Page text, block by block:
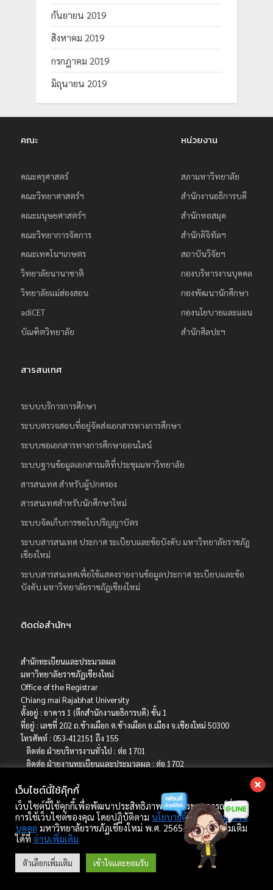
กันยายน 2019
สิงหาคม 2019
กรกฎาคม 2019
มิถุนายน 2019
คณะ
คณะครุศาสตร์
คณะวิทยาศาสตร์ฯ
คณะมนุษยศาสตร์ฯ
คณะวิทยาการจัดการ
คณะเทคโนฯเกษตร
วิทยาลัยนานาชาติ
วิทยาลัยแม่ฮ่องสอน
adiCET
บัณฑิตวิทยาลัย
หน่วยงาน
สภามหาวิทยาลัย
สำนักงานอธิการบดี
สำนักหอสมุด
สำนักดิจิทัลฯ
สถาบันวิจัยฯ
กองบริหารงานบุคคล
กองพัฒนานักศึกษา
กองนโยบายและแผน
สำนักศิลปะฯ
สารสนเทศ
ระบบบริการการศึกษา
ระบบตรวจสอบที่อยู่จัดส่งเอกสารทางการศึกษา
ระบบขอเอกสารทางการศึกษาออนไลน์
ระบบฐานข้อมูลเอกสารมติที่ประชุมมหาวิทยาลัย
สารสนเทศ สำหรับผู้ปกครอง
สารสนเทศสำหรับนักศึกษาใหม่
ระบบจัดเก็บการขอใบปริญญาบัตร
ระบบสารสนเทศ ประกาศ ระเบียบและข้อบังคับ มหาวิทยาลัยราชภัฏ
เชียงใหม่
ระบบสารสนเทศเพื่อใช้แสดงรายงานข้อมูลประกาศ ระเบียบและข้อ
บังคับ มหาวิทยาลัยราชภัฏเชียงใหม่
ติดต่อสำนักฯ
สำนักทะเบียนและประมวลผล
มหาวิทยาลัยราชภัฏเชียงใหม่
Office of the Registrar
Chiang mai Rajabhat University
ตั้งอยู่ : อาคาร 1 (ตึกสำนักงานอธิการบดี) ชั้น 1
ที่อยู่ : เลขที่ 202 ถ.ช้างเผือก ต.ช้างเผือก อ.เมือง จ.เชียงใหม่ 50300
โทรศัพท์ : 053-412151 ถึง 155
ติดต่อ ฝ่ายบริหารงานทั่วไป : ต่อ 1701
ติดต่อ ฝ่ายงานทะเบียนและประมวลผล : ต่อ 1702
ติดต่อ ฝ่ายรับเข้าศึกษา : ต่อ 1704
เบอร์มือถือ : 06-4786-8392
E-mail : registrar@cmru.ac.th
Copyright © 2022 สำนักทะเบียนและประมวลผล มหาวิทยาลัยราชภัฏเชียงใหม่.
developed by Winai Kankhat.
เว็บไซต์นี้ใช้คุ๊กกี้
เว็บไซต์นี้ใช้คุกกี้เพื่อพัฒนาประสิทธิภาพ และประสบการณ์ที่ดีใน
การใช้เว็บไซต์ของคุณ โดยปฏิบัติตาม นโยบายคุ้มครองข้อมูลส่วน
บุคคล มหาวิทยาลัยราชภัฏเชียงใหม่ พ.ศ. 2565 ศึกษาเพิ่มเติม
ได้ที่ อ่านเพิ่มเติม
ตัวเลือกเพิ่มเติม เข้าใจและยอมรับ